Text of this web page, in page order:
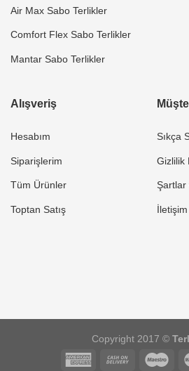
Air Max Sabo Terlikler
Comfort Flex Sabo Terlikler
Mantar Sabo Terlikler
Alışveriş
Hesabım
Siparişlerim
Tüm Ürünler
Toptan Satış
Sıkça
Gizlilik
Şartlar
İletişim
Copyright 2017 ©